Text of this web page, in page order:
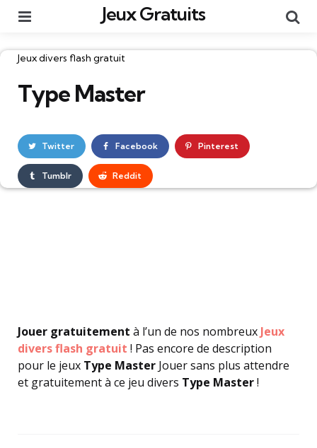
Jeux Gratuits
Catégories
Jeux divers flash gratuit
Type Master
Twitter Facebook Pinterest
Tumblr Reddit
Jouer gratuitement à l’un de nos nombreux Jeux
divers flash gratuit ! Pas encore de description
pour le jeux Type Master Jouer sans plus attendre
et gratuitement à ce jeu divers Type Master!